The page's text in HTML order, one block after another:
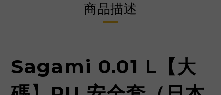
商品描述
Sagami 0.01 L【大